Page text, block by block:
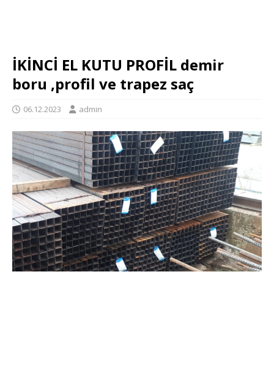
İKİNCİ EL KUTU PROFİL demir
boru ,profil ve trapez saç
06.12.2023 admin